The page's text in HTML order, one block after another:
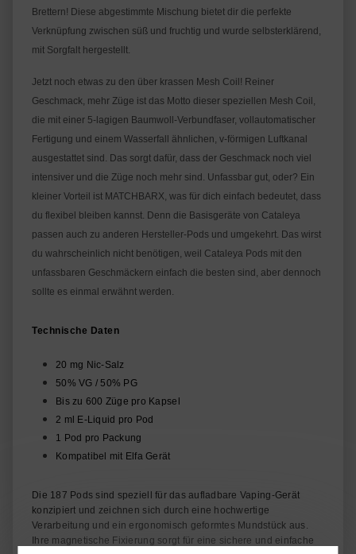
Brettern! Diese abgestimmte Mischung bietet dir die perfekte
Verknüpfung zwischen süß und fruchtig und wurde selbsterklärend,
mit Sorgfalt hergestellt.
Jetzt noch etwas zu den über krassen Mesh Coil! Reiner
Geschmack, mehr Züge ist das Motto dieser speziellen Mesh Coil,
die mit einer 5-lagigen Baumwoll-Verbundfaser, vollautomatischer
Fertigung und einem Wasserfall ähnlichen, v-förmigen Luftkanal
ausgestattet sind. Das sorgt dafür, dass der Geschmack noch viel
intensiver und die Züge noch mehr sind. Unfassbar gut, oder? Ein
kleiner Vorteil ist MATCHBARX, was für dich einfach bedeutet, dass
du flexibel bleiben kannst. Denn die Basisgeräte von Cataleya
passen auch zu anderen Hersteller-Pods und umgekehrt. Das wirst
du wahrscheinlich nicht benötigen, weil Cataleya Pods mit den
unfassbaren Geschmäckern einfach die besten sind, aber dennoch
sollte es einmal erwähnt werden.
Technische Daten
20 mg Nic-Salz
50% VG / 50% PG
Bis zu 600 Züge pro Kapsel
2 ml E-Liquid pro Pod
1 Pod pro Packung
Kompatibel mit Elfa Gerät
Die 187 Pods sind speziell für das aufladbare Vaping-Gerät
konzipiert und zeichnen sich durch eine hochwertige
Verarbeitung und ein ergonomisch geformtes Mundstück aus.
Ihre magnetische Fixierung sorgt für eine sichere und einfache